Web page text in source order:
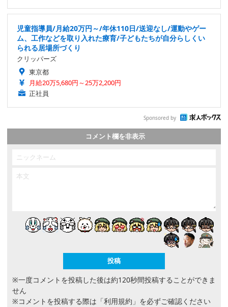
児童指導員/月給20万円～/年休110日/送迎なし/運動やゲー
ム、工作などを取り入れた療育/子どもたちが自分らしくい
られる居場所づくり
クリッパーズ
東京都
月給20万5,680円～25万2,200円
正社員
Sponsored by
コメント欄を非表示
※一度コメントを投稿した後は約120秒間投稿することができま
せん
※コメントを投稿する際は 「利用規約」 を必ずご確認ください